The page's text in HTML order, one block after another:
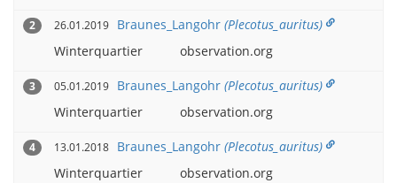
2 26.01.2019 Braunes_Langohr(Plecotus_auritus)
Winterquartier
observation.org
3 05.01.2019 Braunes_Langohr(Plecotus_auritus)
Winterquartier
observation.org
4 13.01.2018 Braunes_Langohr(Plecotus_auritus)
Winterquartier
observation.org